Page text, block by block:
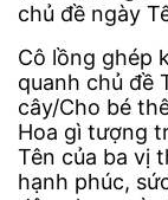
chủ đề ngày
Cô lồng ghép
quanh chủ đề
cây/Cho bé
Hoa gì tượng
Tên của ba vị
hạnh phúc,